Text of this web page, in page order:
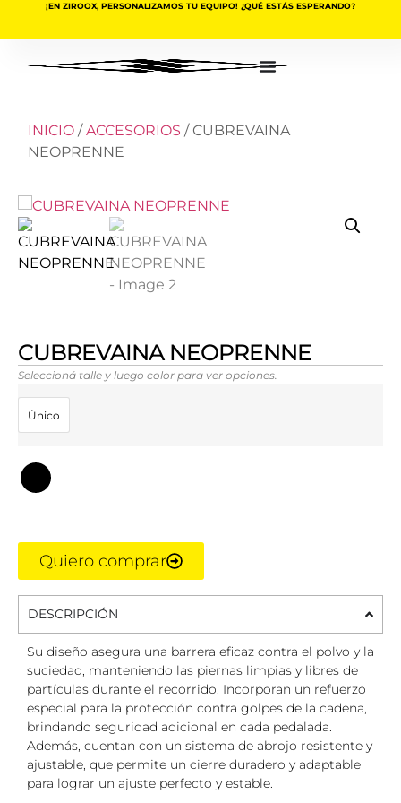
¡EN ZIROOX, PERSONALIZAMOS TU EQUIPO! ¿QUÉ ESTÁS ESPERANDO?
INICIO /ACCESORIOS / CUBREVAINA
NEOPRENNE
CUBREVAINA NEOPRENNE
Seleccioná talle y luego color para ver opciones.
Único
Quiero comprar
DESCRIPCIÓN
Su diseño asegura una barrera eficaz contra el polvo y la
suciedad, manteniendo las piernas limpias y libres de
partículas durante el recorrido. Incorporan un refuerzo
especial para la protección contra golpes de la cadena,
brindando seguridad adicional en cada pedalada.
Además, cuentan con un sistema de abrojo resistente y
ajustable, que permite un cierre duradero y adaptable
para lograr un ajuste perfecto y estable.